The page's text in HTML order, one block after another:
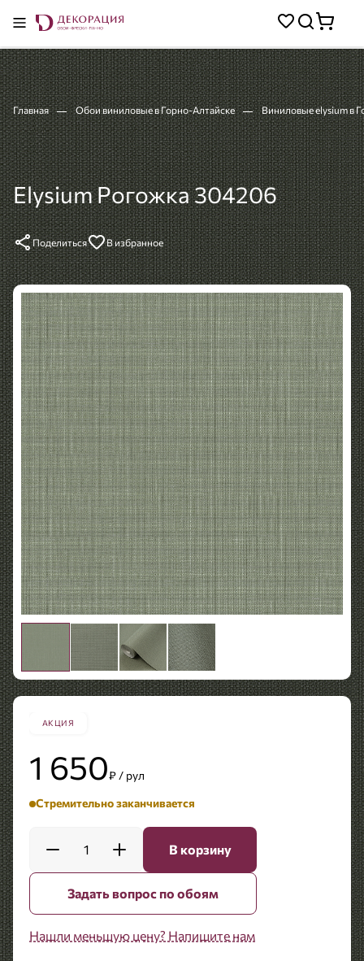
Главная Обои виниловые в Горно-Алтайске Виниловые elysium в
Elysium Рогожка 304206
Поделиться В избранное
АКЦИЯ
1 650₽ / рул
Стремительно заканчивается
1 В корзину
Задать вопрос по обоям
Нашли меньшую цену? Напишите нам